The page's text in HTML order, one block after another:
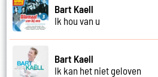
Bart Kaell
Ik hou van u
Bart Kaell
Ik kan het niet geloven